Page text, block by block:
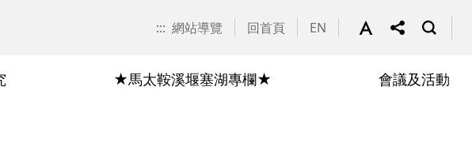
::: 網站導覽 回首頁 EN
★馬太鞍溪堰塞湖專欄★ 會議及活動